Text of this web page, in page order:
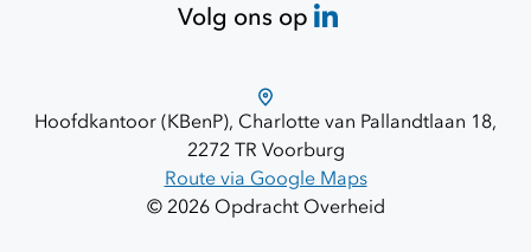
Volg ons op
Hoofdkantoor (KBenP), Charlotte van Pallandtlaan 18,
2272 TR Voorburg
Route via Google Maps
© 2026 Opdracht Overheid